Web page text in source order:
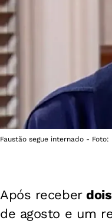
Faustão segue internado -
Após receber
de agosto e um